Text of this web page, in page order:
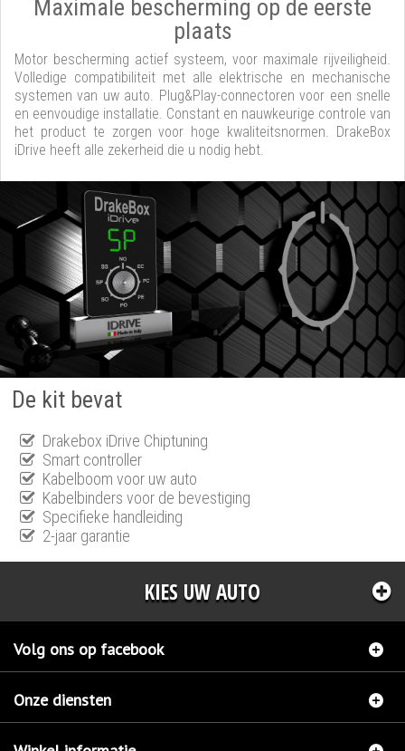
Maximale bescherming op de eerste
plaats
Motor bescherming actief systeem, voor maximale rijveiligheid.
Volledige compatibiliteit met alle elektrische en mechanische
systemen van uw auto. Plug&Play-connectoren voor een snelle
en eenvoudige installatie. Constant en nauwkeurige controle van
het product te zorgen voor hoge kwaliteitsnormen. DrakeBox
iDrive heeft alle zekerheid die u nodig hebt.
De kit bevat
Drakebox iDrive Chiptuning
Smart controller
Kabelboom voor uw auto
Kabelbinders voor de bevestiging
Specifieke handleiding
2-jaar garantie
KIES UW AUTO
Volg ons op facebook
Onze diensten